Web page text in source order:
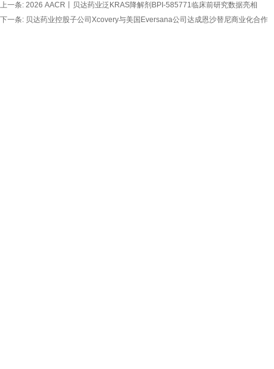
上一条: 2026 AACR丨贝达药业泛KRAS降解剂BPI-585771临床前研究数据亮相
下一条: 贝达药业控股子公司Xcovery与美国Eversana公司达成恩沙替尼商业化合作